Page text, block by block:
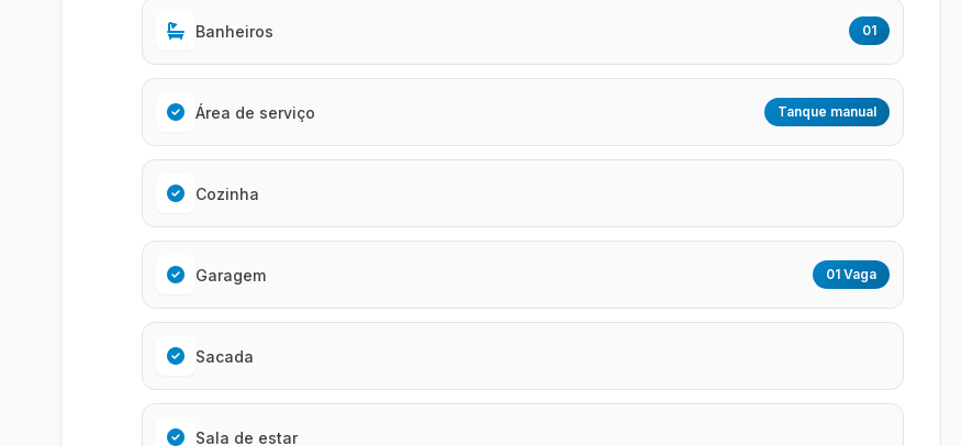
Banheiros 01
Área de serviço Tanque manual
Cozinha
Garagem 01 Vaga
Sacada
Sala de estar